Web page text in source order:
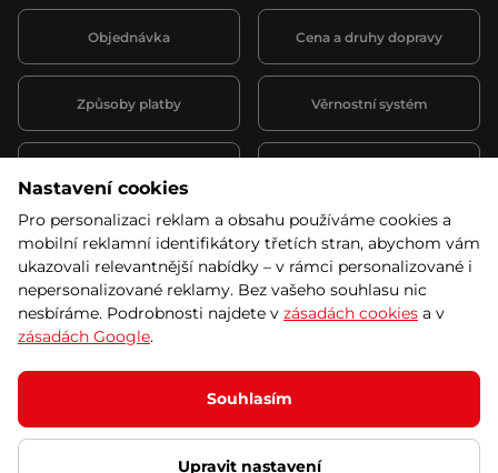
Objednávka Cena a druhy dopravy
Způsoby platby Věrnostní systém
Půjčovna
obchodní podmínky
Kariéra
© 2026 SEVEN SPORT s.r.o Všechna práva vyhrazena
Podle zákona o evidenci tržeb je prodávající povinen vystavit
kupujícímu účtenku.
Zároveň je povinen zaevidovat přijatou tržbu u správce daně online; v
případě technického výpadku pak nejpozději do 48 hodin.
Nastavení cookies
Pro personalizaci reklam a obsahu používáme cookies a
mobilní reklamní identifikátory třetích stran, abychom vám
ukazovali relevantnější nabídky – v rámci personalizované i
nepersonalizované reklamy. Bez vašeho souhlasu nic
nesbíráme. Podrobnosti najdete v zásadách cookies a v
zásadách Google.
Souhlasím
Upravit nastavení